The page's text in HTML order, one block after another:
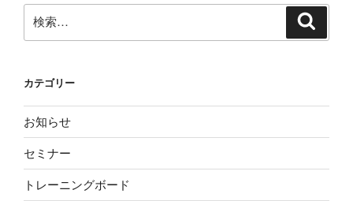
ン
索:
カテゴリー
お知らせ
セミナー
トレーニングボード